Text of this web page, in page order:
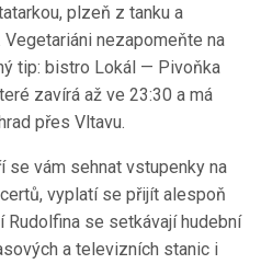
plzeň z tanku a
nezapomeňte na
tip: bistro Lokál — Pivoňka
zavírá až ve 23:30 a má
přes Vltavu.
se vám sehnat vstupenky na
vyplatí se přijít alespoň
Rudolfina se setkávají hudební
a televizních stanic i